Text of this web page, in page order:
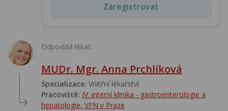
Zaregistrovat
Odpovídá lékař:
MUDr. Mgr. Anna Prchlíková
Specializace: Vnitřní lékařství
Pracoviště: IV. interní klinika - gastroenterologie a
hepatologie, VFN v Praze